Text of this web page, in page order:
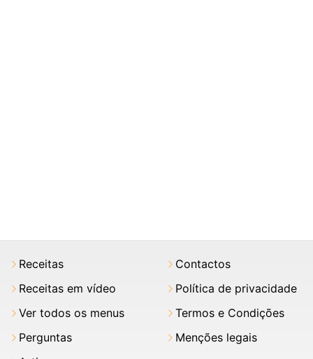
Receitas
Receitas em vídeo
Ver todos os menus
Perguntas
Contactos
Política de privacidade
Termos e Condições
Menções legais